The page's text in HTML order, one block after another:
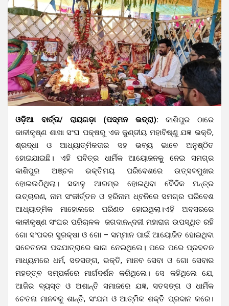
ଓଡ଼ିଆ ବାର୍ତ୍ତା/ ରାୟଗଡ଼ା (ପଦ୍ମନ ଭତ୍ରା):କାଶିପୁର ଠାରେ
କାଳୀକୃଷ୍ଣ ଶାଖା ସଂଘ ପକ୍ଷରୁ ଏକ କୁଣ୍ଡୀୟ ମହାବିଷ୍ଣୁ ଯଜ୍ଞ ଭକ୍ତି,
ଶ୍ରଦ୍ଧା ଓ ଆଧ୍ୟାତ୍ମିକତାର ସହ ଭବ୍ୟ ଭାବେ ଅନୁଷ୍ଠିତ
ହୋଇଯାଇଛି। ଏହି ପବିତ୍ର ଧାର୍ମିକ ଆୟୋଜନକୁ ନେଇ ସମଗ୍ର
କାଶିପୁର ଅଞ୍ଚଳ ଭକ୍ତିମୟ ପରିବେଶରେ ଉତ୍ସବମୁଖର
ହୋଇଉଠିଥିଲା। ସକାଳୁ ଆରମ୍ଭ ହୋଇଥିବା ବୈଦିକ ମନ୍ତ୍ର
ଉଚ୍ଚାରଣ, ନାମ ସଂକୀର୍ତ୍ତନ ଓ ହରିନାମ ଧ୍ବନିରେ ସମଗ୍ର ପରିବେଶ
ଆଧ୍ୟାତ୍ମିକ ମାହୋଲରେ ପରିଣତ ହୋଇଥିଲା।ଏହି ଅବସରରେ
କାଳୀକୃଷ୍ଣ ସଂଘର ପରିଚାଳକ ଜଗଦାନନ୍ଦଜୀ ମହାରାଜ ଉପସ୍ଥିତ ରହି‌
ଗୋ ସଂପଦର ସୁରକ୍ଷା ଓ ଗୋ – ସମ୍ମାନ ପାଇଁ ଆୟୋଜିତ ହୋଇଥିବା
ସଚେତନତା ପଦଯାତ୍ରାରେ ଭାଗ ନେଇଥିଲେ। ପରେ ପରେ ପ୍ରବଚନ
ମାଧ୍ୟମରେ ଧର୍ମ, ସତସଙ୍ଗ, ଭକ୍ତି, ମାନବ ସେବା ଓ ଗୋ ସେବାର
ମହତ୍ତ୍ବ ସମ୍ପର୍କରେ ମାର୍ଗଦର୍ଶନ କରିଥିଲେ। ସେ କହିଥିଲେ ଯେ,
ଆଜିର ବ୍ୟସ୍ତ ଓ ଅଶାନ୍ତି ସମାଜରେ ଯଜ୍ଞ, ସତସଙ୍ଗ ଓ ଧାର୍ମିକ
ଚେତନା ମାନବକୁ ଶାନ୍ତି, ସଂଯମ ଓ ଆତ୍ମିକ ଶକ୍ତି ପ୍ରଦାନ କରେ।